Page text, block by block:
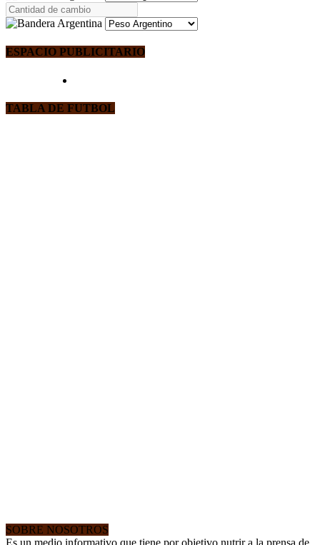
ESPACIO PUBLICITARIO
TABLA DE FUTBOL
SOBRE NOSOTROS
Es un medio informativo que tiene por objetivo nutrir a la prensa de